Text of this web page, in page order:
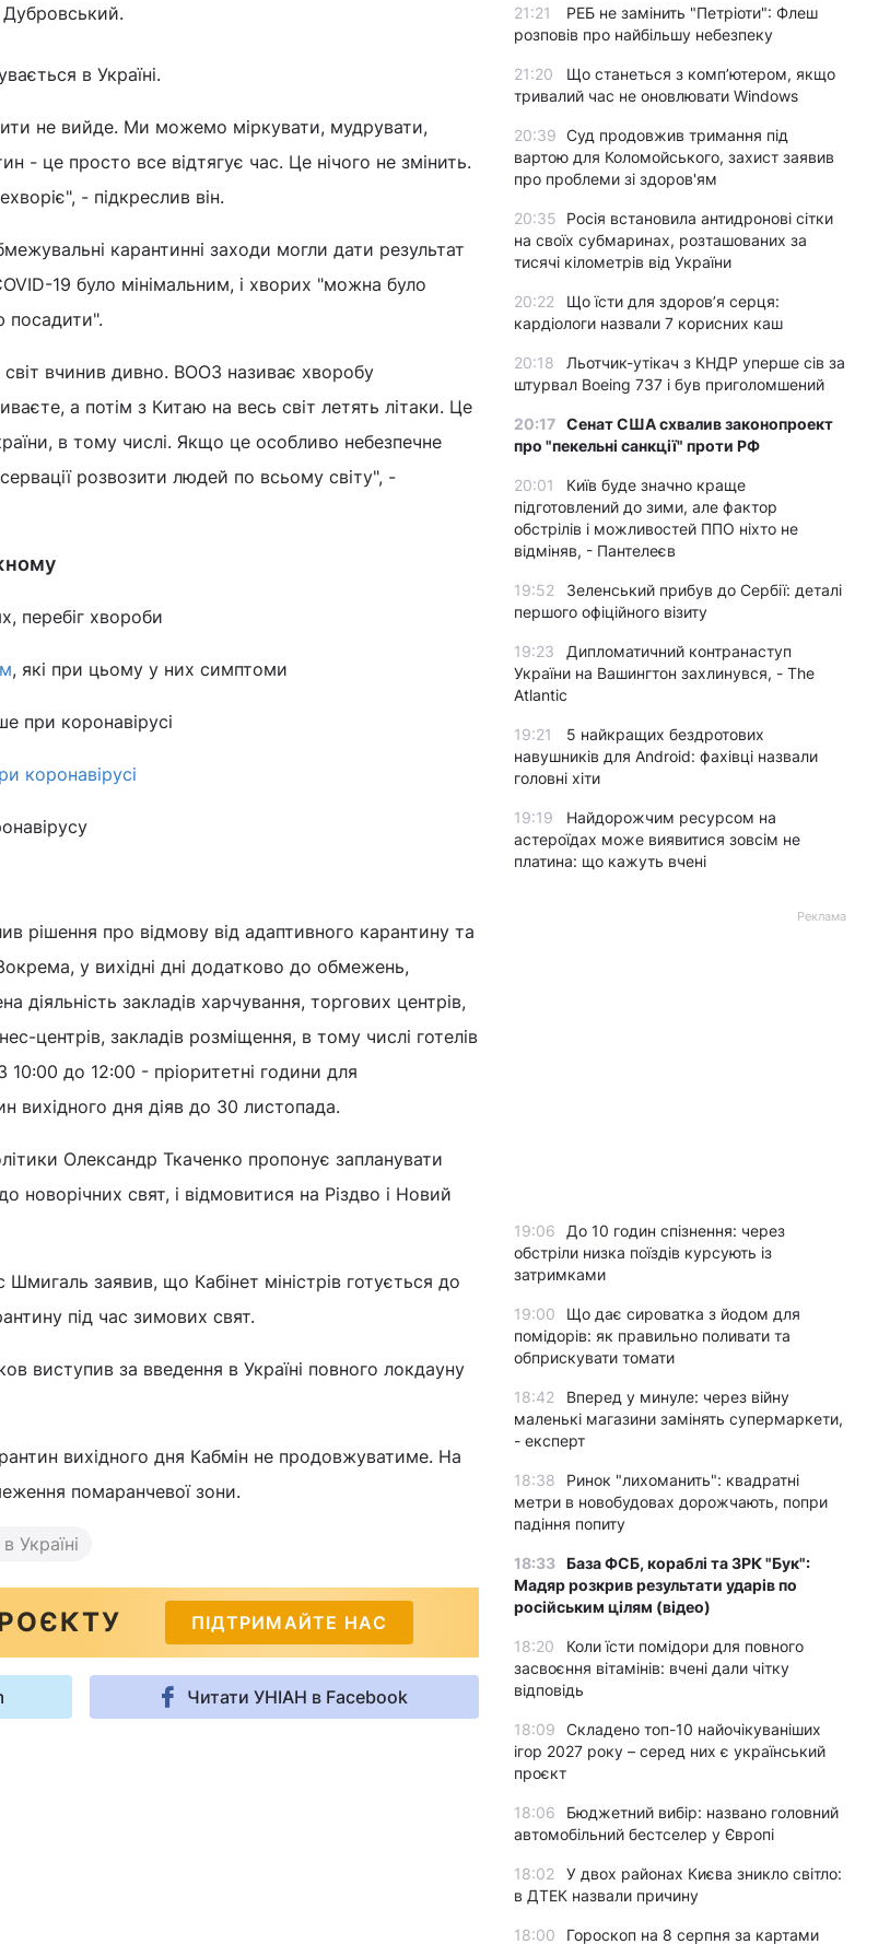
Дубровський.
в Україні.
не вийде. Ми можемо міркувати, мудрувати,
- це просто все відтягує час. Це нічого не змінить.
- підкреслив він.
карантинні заходи могли дати результат
19 було мінімальним, і хворих "можна було
посадити".
вчинив дивно. ВООЗ називає хворобу
а потім з Китаю на весь світ летять літаки. Це
в тому числі. Якщо це особливо небезпечне
розвозити людей по всьому світу", -
перебіг хвороби
, які при цьому у них симптоми
при коронавірусі
коронавірусі
рішення про відмову від адаптивного карантину та
у вихідні дні додатково до обмежень,
діяльність закладів харчування, торгових центрів,
центрів, закладів розміщення, в тому числі готелів
10:00 до 12:00 - пріоритетні години для
вихідного дня діяв до 30 листопада.
Олександр Ткаченко пропонує запланувати
новорічних свят, і відмовитися на Різдво і Новий
заявив, що Кабінет міністрів готується до
під час зимових свят.
виступив за введення в Україні повного локдауну
вихідного дня Кабмін не продовжуватиме. На
помаранчевої зони.
Україні
ПІДТРИМАЙТЕ НАС
Читати УНІАН в Facebook
21:21
РЕБ не замінить "Петріоти": Флеш
розповів про найбільшу небезпеку
21:20
Що станеться з комп’ютером, якщо
тривалий час не оновлювати Windows
20:39 Суд продовжив тримання під
вартою для Коломойського, захист заявив
про проблеми зі здоров'ям
20:35
Росія встановила антидронові сітки
на своїх субмаринах, розташованих за
тисячі кілометрів від України
20:22
Що їсти для здоров’я серця:
кардіологи назвали 7 корисних каш
20:18
Льотчик-утікач з КНДР уперше сів за
штурвал Boeing 737 і був приголомшений
20:17 Сенат США схвалив законопроект
про "пекельні санкції" проти РФ
20:01
Київ буде значно краще
підготовлений до зими, але фактор
обстрілів і можливостей ППО ніхто не
відміняв, - Пантелеєв
19:52
Зеленський прибув до Сербії: деталі
першого офіційного візиту
19:23
Дипломатичний контранаступ
України на Вашингтон захлинувся, - The
Atlantic
19:21
5 найкращих бездротових
навушників для Android: фахівці назвали
головні хіти
19:19
Найдорожчим ресурсом на
астероїдах може виявитися зовсім не
платина: що кажуть вчені
Реклама
19:06
До 10 годин спізнення: через
обстріли низка поїздів курсують із
затримками
19:00
Що дає сироватка з йодом для
помідорів: як правильно поливати та
обприскувати томати
18:42
Вперед у минуле: через війну
маленькі магазини замінять супермаркети,
- експерт
18:38
Ринок "лихоманить": квадратні
метри в новобудовах дорожчають, попри
падіння попиту
18:33 База ФСБ, кораблі та ЗРК "Бук":
Мадяр розкрив результати ударів по
російським цілям (відео)
18:20
Коли їсти помідори для повного
засвоєння вітамінів: вчені дали чітку
відповідь
18:09
Складено топ-10 найочікуваніших
ігор 2027 року – серед них є український
проєкт
18:06
Бюджетний вибір: названо головний
автомобільний бестселер у Європі
18:02
У двох районах Києва зникло світло:
в ДТЕК назвали причину
18:00 Гороскоп на 8 серпня за картами